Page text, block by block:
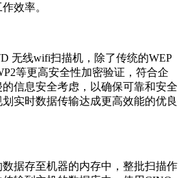
率。
线wifi扫描机，除了传统的WEP
等更高安全性加密验证，符合企
信息安全考虑，以确保可靠和安全
划实时数据传输达成更高效能的优良
存至机器的内存中，整批扫描作